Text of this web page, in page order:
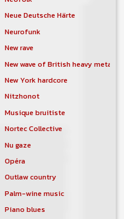
Neue Deutsche Härte
Neurofunk
New rave
New wave of British heavy metal
New York hardcore
Nitzhonot
Musique bruitiste
Nortec Collective
Nu gaze
Opéra
Outlaw country
Palm-wine music
Piano blues